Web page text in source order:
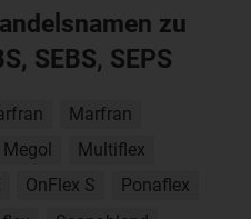
zu
SEBS, SEPS
Marfran
Megol
Multiflex
OnFlex S
Ponaflex